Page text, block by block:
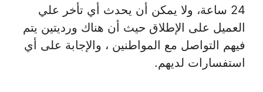
24 ساعة، ولا يمكن أن يحدث أي تأخر علي
العميل على الإطلاق حيث أن هناك ورديتين يتم
فيهم التواصل مع المواطنين ، والإجابة على أي
استفسارات لديهم.